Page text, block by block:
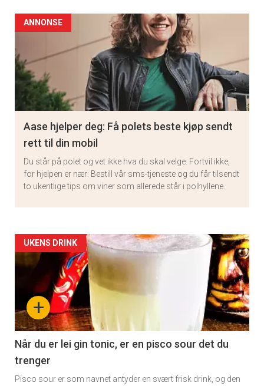
ANNONSE
Aase hjelper deg: Få polets beste kjøp sendt
rett til din mobil
Du står på polet og vet ikke hva du skal velge. Fortvil ikke,
for hjelpen er nær: Bestill vår sms-tjeneste og du får tilsendt
to ukentlige tips om viner som allerede står i polhyllene.
Artikler
detail
section
11
+
UKENS DRINK
Når du er lei gin tonic, er en pisco sour det du
trenger
Pisco sour er som navnet antyder en svært frisk drink, og den